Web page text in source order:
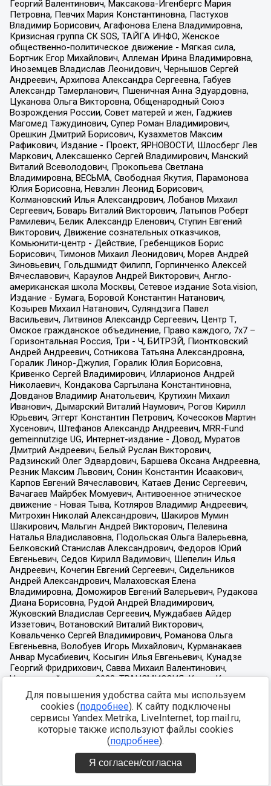
Для повышения удобства сайта мы используем
cookies (подробнее). К сайту подключены
сервисы Yandex.Metrika, LiveInternet, top.mail.ru,
которые также используют файлы cookies
(подробнее).
Я согласен/согласна